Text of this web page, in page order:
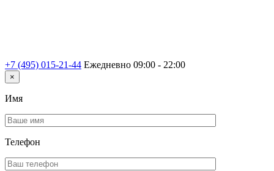
+7 (495) 015-21-44 Ежедневно 09:00 - 22:00
×
Имя
Телефон